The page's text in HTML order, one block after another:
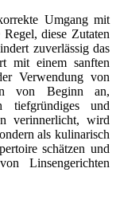
Umgang mit
diese Zutaten
zuverlässig das
mit einem sanften
Verwendung von
von Beginn an,
und
verinnerlicht, wird
als kulinarisch
schätzen und
Linsengerichten